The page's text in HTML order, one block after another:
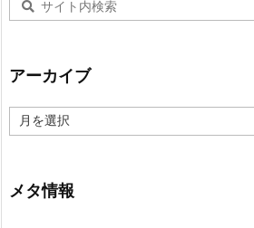
アーカイブ
ー
ブ
メタ情報